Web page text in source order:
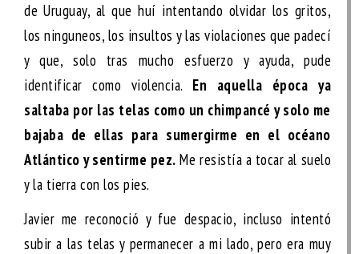
de Uruguay, al que huí intentando olvidar los gritos,
los ninguneos, los insultos y las violaciones que padecí
y que, solo tras mucho esfuerzo y ayuda, pude
identificar como violencia. En aquella época ya
saltaba por las telas como un chimpancé y solo me
bajaba de ellas para sumergirme en el océano
Atlántico y sentirme pez. Me resistía a tocar al suelo
y la tierra con los pies.
Javier me reconoció y fue despacio, incluso intentó
subir a las telas y permanecer a mi lado, pero era muy